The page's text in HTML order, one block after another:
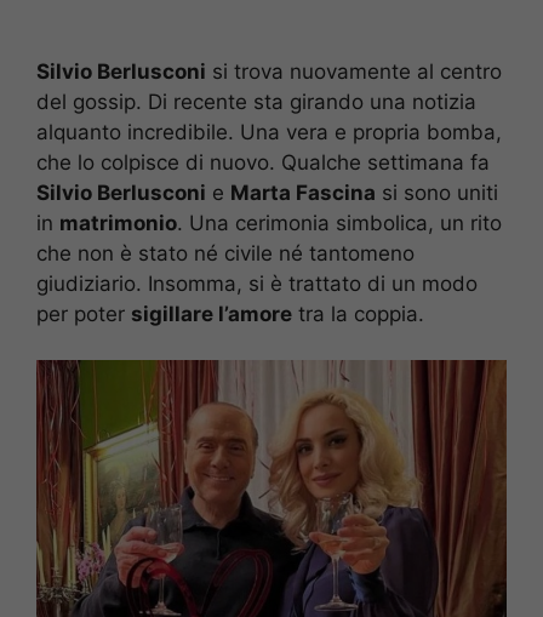
Silvio Berlusconi si trova nuovamente al centro
del gossip. Di recente sta girando una notizia
alquanto incredibile. Una vera e propria bomba,
che lo colpisce di nuovo. Qualche settimana fa
Silvio Berlusconi e Marta Fascina si sono uniti
in matrimonio. Una cerimonia simbolica, un rito
che non è stato né civile né tantomeno
giudiziario. Insomma, si è trattato di un modo
per poter sigillare l’amore tra la coppia.